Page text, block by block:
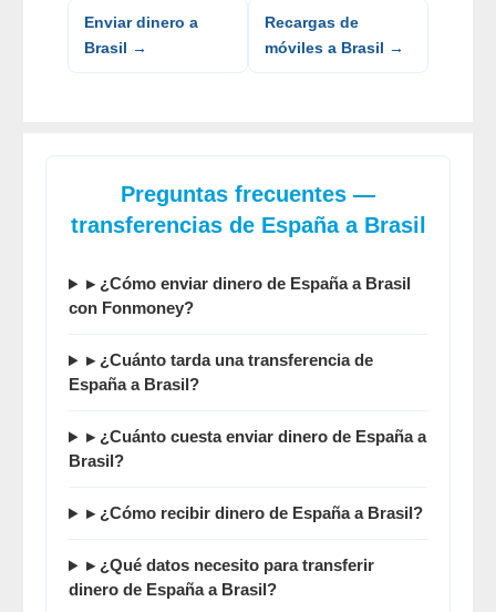
Enviar dinero a
Brasil →
Recargas de
móviles a Brasil →
Preguntas frecuentes —
transferencias de España a Brasil
▸ ¿Cómo enviar dinero de España a Brasil
con Fonmoney?
▸ ¿Cuánto tarda una transferencia de
España a Brasil?
▸ ¿Cuánto cuestaenviar dinero de España a
Brasil?
▸ ¿Cómo recibir dinero de España a Brasil?
▸ ¿Qué datos necesito paratransferir
dinero de España a Brasil?